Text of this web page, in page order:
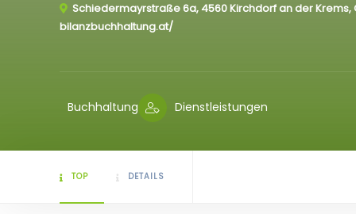
Schiedermayrstraße 6a, 4560 Kirchdorf an der Krems,
bilanzbuchhaltung.at/
Buchhaltung Dienstleistungen
TOP DETAILS